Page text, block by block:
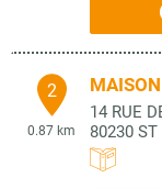
2
0.87 km
14 RUE
80230 ST